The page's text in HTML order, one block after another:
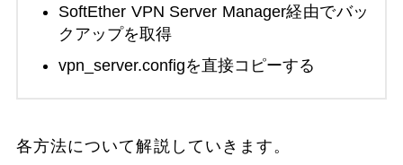
SoftEther VPN Server Manager経由でバッ
クアップを取得
vpn_server.configを直接コピーする
各方法について解説していきます。